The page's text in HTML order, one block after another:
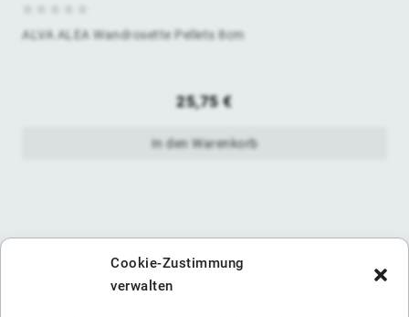
Cookie-Zustimmung
verwalten
ALVA ALEA Wandrosette Pellets 8cm
25,75€
In den Warenkorb